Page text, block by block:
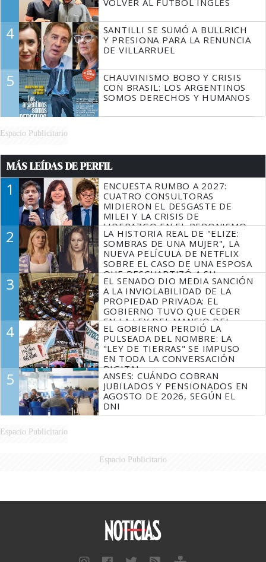
4
SANTILLI SE SUMÓ A BULLRICH
Y PRESIONA PARA LA RENUNCIA
DE VILLARRUEL
5
CHAUVINISMO BOBO Y CRISIS
CON BRASIL: LOS ARGENTINOS
SOMOS DERECHOS Y HUMANOS
Espacio Publicitario
MÁS LEÍDAS DE PERFIL
1
ENCUESTA RUMBO A 2027:
CUATRO CONSULTORAS
MIDIERON EL DESGASTE DE
MILEI Y LA CRISIS DE
LIDERAZGO EN EL PERONISMO
2
LA HISTORIA REAL DE "ELIZE:
SOMBRAS DE UNA MUJER", LA
NUEVA PELÍCULA DE NETFLIX
SOBRE EL CASO DE UNA ESPOSA
QUE DESCUARTIZÓ A SU
MARIDO
3
EL SENADO DIO MEDIA SANCIÓN
A LA INVIOLABILIDAD DE LA
PROPIEDAD PRIVADA: EL
GOBIERNO TUVO QUE CEDER
EN LA LEY DEL MANEJO DEL
FUEGO
4
EL GOBIERNO PERDIÓ LA
PULSEADA DEL NOMBRE: LA
"LEY DE TIERRAS" SE IMPUSO
EN TODA LA CONVERSACIÓN
DIGITAL
5
ANSES: CUÁNDO COBRAN
JUBILADOS Y PENSIONADOS EN
AGOSTO DE 2026, SEGÚN EL
DNI
Espacio Publicitario
Espacio Publicitario